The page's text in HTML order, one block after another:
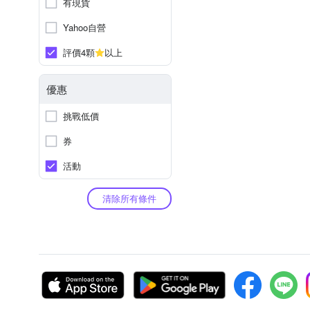
Yahoo自營
評價4顆
以上
優惠
挑戰低價
券
活動
清除所有條件